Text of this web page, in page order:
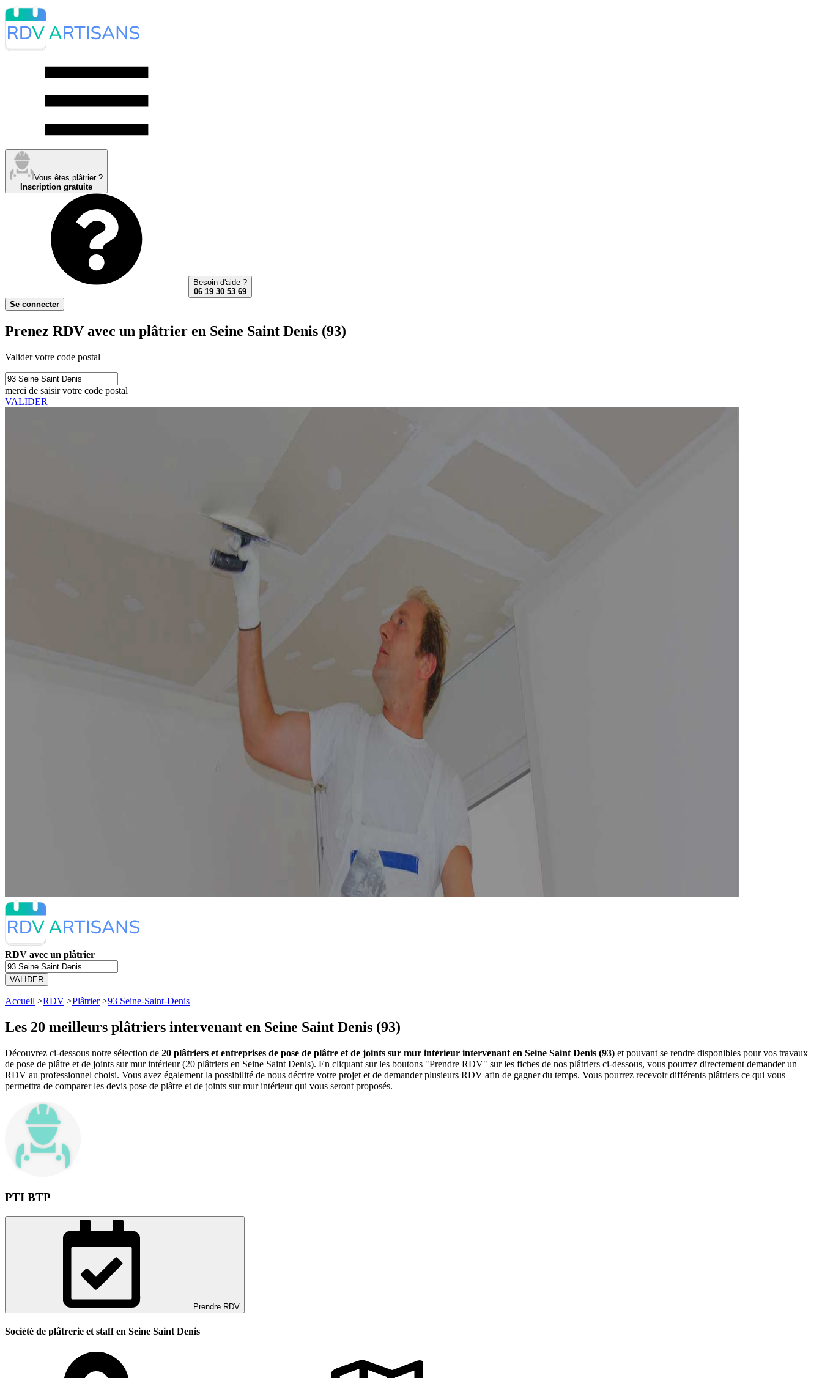
Vous êtes plâtrier ?
Inscription gratuite
Besoin d'aide ?
06 19 30 53 69
Se connecter
Prenez RDV avec un plâtrier en Seine Saint Denis (93)
Valider votre code postal
merci de saisir votre code postal
VALIDER
RDV avec un plâtrier
VALIDER
Accueil >RDV >Plâtrier>93 Seine-Saint-Denis
Les 20 meilleurs plâtriers intervenant en Seine Saint Denis (93)
Découvrez ci-dessous notre sélection de 20 plâtriers et entreprises de pose de plâtre et de joints sur mur intérieur intervenant en Seine Saint Denis (93) et pouvant se rendre disponibles pour vos travaux
de pose de plâtre et de joints sur mur intérieur (20 plâtriers en Seine Saint Denis). En cliquant sur les boutons "Prendre RDV" sur les fiches de nos plâtriers ci-dessous, vous pourrez directement demander un
RDV au professionnel choisi. Vous avez également la possibilité de nous décrire votre projet et de demander plusieurs RDV afin de gagner du temps. Vous pourrez recevoir différents plâtriers ce qui vous
permettra de comparer les devis pose de plâtre et de joints sur mur intérieur qui vous seront proposés.
PTI BTP
Prendre RDV
Société de plâtrerie et staff en Seine Saint Denis